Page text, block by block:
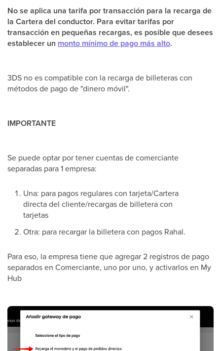
No se aplica una tarifa por transacción para la recarga de
la Cartera del conductor. Para evitar tarifas por
transacción en pequeñas recargas, es posible que desees
establecer un monto mínimo de pago más alto.
3DS no es compatible con la recarga de billeteras con
métodos de pago de "dinero móvil".
IMPORTANTE
Se puede optar por tener cuentas de comerciante
separadas para 1 empresa:
Una: para pagos regulares con tarjeta/Cartera
directa del cliente/recargas de billetera con
tarjetas
Otra: para recargar la billetera con pagos Rahal.
Para eso, la empresa tiene que agregar 2 registros de pago
separados en Comerciante, uno por uno, y activarlos en My
Hub